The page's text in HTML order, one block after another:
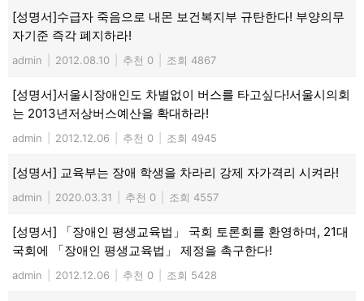
[성명서]수급자 죽음으로 내몬 보건복지부 규탄한다! 부양의무
자기준 즉각 폐지하라!
admin 2012.08.10 추천 0 조회 4867
[성명서]서울시장애인도 차별없이 버스를 타고싶다!서울시의회
는 2013년저상버스예산을 확대하라!
admin 2012.12.06 추천 0 조회 4945
[성명서] 교육부는 장애 학생을 차라리 강제 자가격리 시켜라!
admin 2020.03.31 추천 0 조회 4557
[성명서] 「장애인 평생교육법」 국회 토론회를 환영하며, 21대
국회에 「장애인 평생교육법」 제정을 촉구한다!
admin 2012.12.06 추천 0 조회 5428